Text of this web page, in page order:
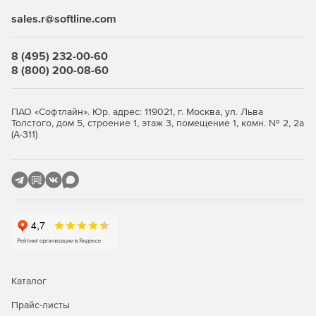
консоль из любого браузера. В редакции Advanced
доступны контроль приложений, контроль USB-устройств
интеграция с SIEM-системами. Облачная аналитика угроз
PRO32 ETI (Ecosystem Threat Intelligence) собирает данные
отслеживает безопасность сетей Wi-Fi. Разворачивать
защиту удобно: удалённая и тихая установка, рассылка по
электронной почте или пакетами, поддержка
Как купить PRO32 Endpoint
Выберите количество узлов, оформите заказ и получите
ключи — развёртывание выполняется удалённо через
закрывающих документов (счёт, накладная, счёт-фактура)
и помощь в подборе нужного количества лицензий.
sales.r@softline.com
8 (495) 232-00-60
8 (800) 200-08-60
ПАО «Софтлайн». Юр. адрес: 119021, г. Москва, ул. Льва
Толстого, дом 5, строение 1, этаж 3, помещение 1, комн. № 2, 2а
(А-311)
Каталог
Прайс-листы